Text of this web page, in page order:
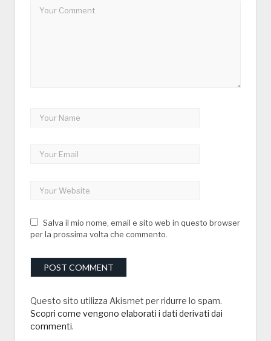
Salva il mio nome, email e sito web in questo browser
per la prossima volta che commento.
Questo sito utilizza Akismet per ridurre lo spam.
Scopri come vengono elaborati i dati derivati dai
commenti.